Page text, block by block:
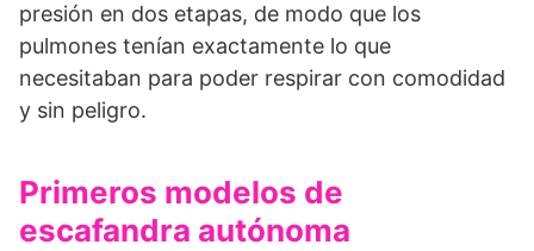
presión en dos etapas, de modo que los
pulmones tenían exactamente lo que
necesitaban para poder respirar con comodidad
y sin peligro.
Primeros modelos de
escafandra autónoma